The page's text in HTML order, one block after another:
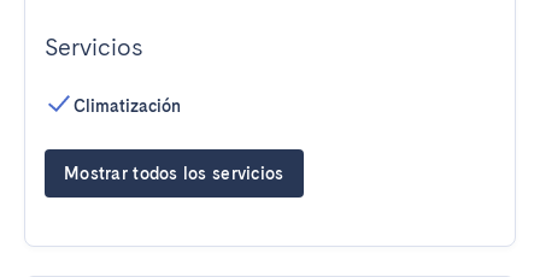
Servicios
Climatización
Mostrar todos los servicios